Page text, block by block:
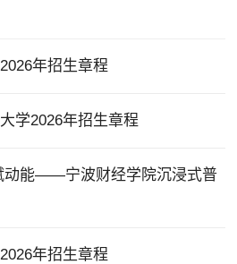
年招生章程
学2026年招生章程
动能——宁波财经学院沉浸式普
年招生章程